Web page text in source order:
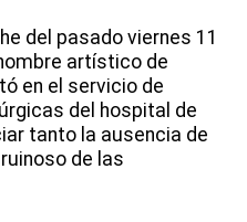
del pasado viernes 11
artístico de
en el servicio de
del hospital de
tanto la ausencia de
de las